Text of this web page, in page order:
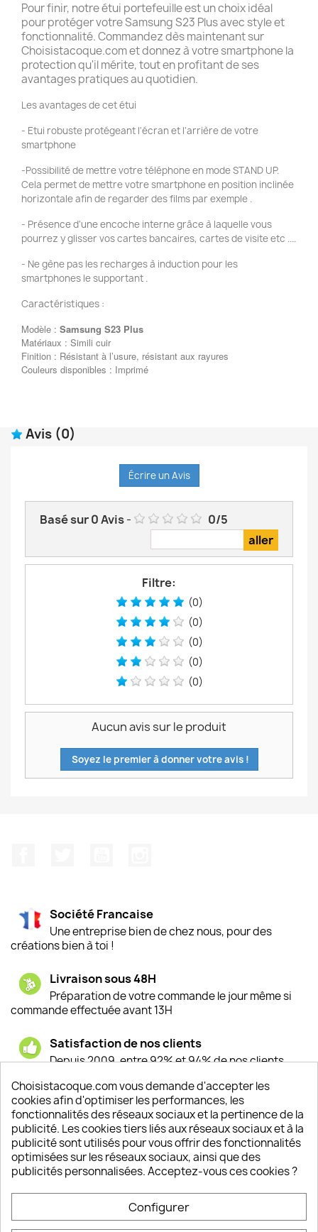
Pour finir, notre étui portefeuille est un choix idéal
pour protéger votre Samsung S23 Plus avec style et
fonctionnalité. Commandez dès maintenant sur
Choisistacoque.com et donnez à votre smartphone la
protection qu'il mérite, tout en profitant de ses
avantages pratiques au quotidien.
Les avantages de cet étui
- Etui robuste protégeant l'écran et l'arrière de votre
smartphone
-Possibilité de mettre votre téléphone en mode STAND UP.
Cela permet de mettre votre smartphone en position inclinée
horizontale afin de regarder des films par exemple .
- Présence d'une encoche interne grâce à laquelle vous
pourrez y glisser vos cartes bancaires, cartes de visite etc ....
- Ne gène pas les recharges à induction pour les
smartphones le supportant .
Caractéristiques :
Modèle : Samsung S23 Plus
Matériaux : Simili cuir
Finition : Résistant à l’usure, résistant aux rayures
Couleurs disponibles : Imprimé
Avis (0)
Écrire un Avis
Basé sur0Avis- 0/5
Filtre:
(0)
(0)
(0)
(0)
(0)
Aucun avis sur le produit
Soyez le premier à donner votre avis !
Société Francaise
Une entreprise bien de chez nous, pour des
créations bien à toi !
Livraison sous 48H
Préparation de votre commande le jour même si
commande effectuée avant 13H
Satisfaction de nos clients
Depuis 2009, entre 92% et 94% de nos clients
Un SAV à votre écoute
Notre SAV est disponible 6/7J de 10h à 18H
INFORMATIONS 
Choisistacoque.com vous demande d'accepter les
cookies afin d'optimiser les performances, les
fonctionnalités des réseaux sociaux et la pertinence de la
publicité. Les cookies tiers liés aux réseaux sociaux et à la
publicité sont utilisés pour vous offrir des fonctionnalités
optimisées sur les réseaux sociaux, ainsi que des
publicités personnalisées. Acceptez-vous ces cookies ?
Configurer